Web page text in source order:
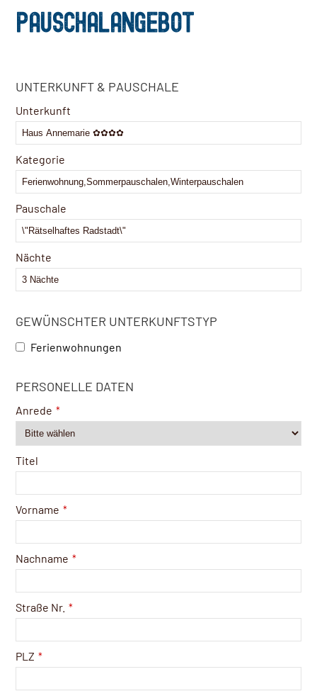
PAUSCHALANGEBOT
UNTERKUNFT & PAUSCHALE
Unterkunft
Kategorie
Pauschale
Nächte
GEWÜNSCHTER UNTERKUNFTSTYP
Ferienwohnungen
PERSONELLE DATEN
Anrede *
Titel
Vorname *
Nachname *
Straße Nr. *
PLZ *